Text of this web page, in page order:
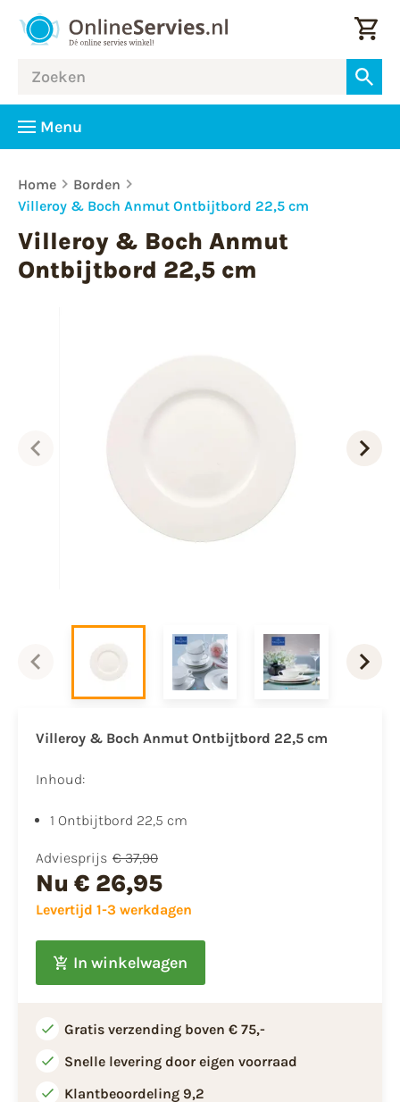
Menu
Home
Borden
Villeroy & Boch Anmut Ontbijtbord 22,5 cm
Villeroy & Boch Anmut
Ontbijtbord 22,5 cm
Villeroy & Boch Anmut Ontbijtbord 22,5 cm
Inhoud:
1 Ontbijtbord 22,5 cm
Adviesprijs € 37,90
Nu € 26,95
Levertijd 1-3 werkdagen
In winkelwagen
Gratis verzending boven € 75,-
Snelle levering door eigen voorraad
Klantbeoordeling 9,2